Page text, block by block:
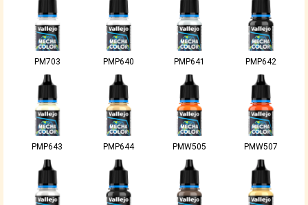
PM703 PMP640 PMP641 PMP642
PMP643 PMP644 PMW505 PMW507